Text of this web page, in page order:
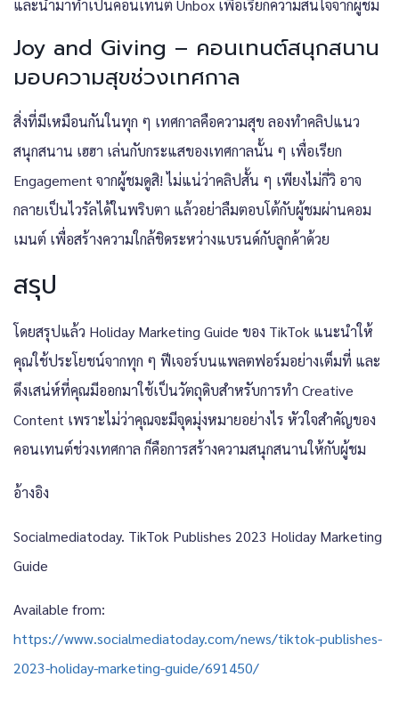
และนำมาทำเป็นคอนเทนต์ Unbox เพื่อเรียกความสนใจจากผู้ชม
Joy and Giving – คอนเทนต์สนุกสนาน
มอบความสุขช่วงเทศกาล
สิ่งที่มีเหมือนกันในทุก ๆ เทศกาลคือความสุข ลองทำคลิปแนว
สนุกสนาน เฮฮา เล่นกับกระแสของเทศกาลนั้น ๆ เพื่อเรียก
Engagement จากผู้ชมดูสิ! ไม่แน่ว่าคลิปสั้น ๆ เพียงไม่กี่วิ อาจ
กลายเป็นไวรัลได้ในพริบตา แล้วอย่าลืมตอบโต้กับผู้ชมผ่านคอม
เมนต์ เพื่อสร้างความใกล้ชิดระหว่างแบรนด์กับลูกค้าด้วย
สรุป
โดยสรุปแล้ว Holiday Marketing Guide ของ TikTok แนะนำให้
คุณใช้ประโยชน์จากทุก ๆ ฟีเจอร์บนแพลตฟอร์มอย่างเต็มที่ และ
ดึงเสน่ห์ที่คุณมีออกมาใช้เป็นวัตถุดิบสำหรับการทำ Creative
Content เพราะไม่ว่าคุณจะมีจุดมุ่งหมายอย่างไร หัวใจสำคัญของ
คอนเทนต์ช่วงเทศกาล ก็คือการสร้างความสนุกสนานให้กับผู้ชม
อ้างอิง
Socialmediatoday. TikTok Publishes 2023 Holiday Marketing
Guide
Available from:
https://www.socialmediatoday.com/news/tiktok-publishes-
2023-holiday-marketing-guide/691450/